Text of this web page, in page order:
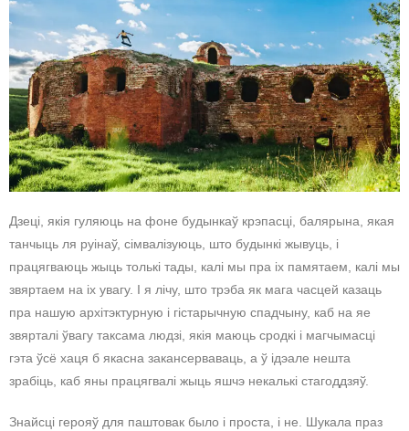
Дзеці, якія гуляюць на фоне будынкаў крэпасці, балярына, якая
танчыць ля руінаў, сімвалізуюць, што будынкі жывуць, і
працягваюць жыць толькі тады, калі мы пра іх памятаем, калі мы
звяртаем на іх увагу. І я лічу, што трэба як мага часцей казаць
пра нашую архітэктурную і гістарычную спадчыну, каб на яе
звярталі ўвагу таксама людзі, якія маюць сродкі і магчымасці
гэта ўсё хаця б якасна закансерваваць, а ў ідэале нешта
зрабіць, каб яны працягвалі жыць яшчэ некалькі стагоддзяў.
Знайсці герояў для паштовак было і проста, і не. Шукала праз